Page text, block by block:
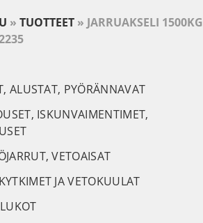
» TUOTTEET » JARRUAKSELI 1500KG
ALUSTAT, PYÖRÄNNAVAT
ISKUNVAIMENTIMET,
VETOAISAT
JA VETOKUULAT